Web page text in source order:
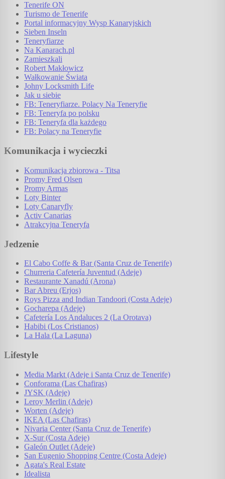
Tenerife ON
Turismo de Tenerife
Portal informacyjny Wysp Kanaryjskich
Sieben Inseln
Teneryfiarze
Na Kanarach.pl
Zamieszkali
Robert Makłowicz
Wałkowanie Świata
Johny Locksmith Life
Jak u siebie
FB: Teneryfiarze. Polacy Na Teneryfie
FB: Teneryfa po polsku
FB: Teneryfa dla każdego
FB: Polacy na Teneryfie
Komunikacja i wycieczki
Komunikacja zbiorowa - Titsa
Promy Fred Olsen
Promy Armas
Loty Binter
Loty Canaryfly
Activ Canarias
Atrakcyjna Teneryfa
Jedzenie
El Cabo Coffe & Bar (Santa Cruz de Tenerife)
Churreria Cafetería Juventud (Adeje)
Restaurante Xanadú (Arona)
Bar Abreu (Erjos)
Roys Pizza and Indian Tandoori (Costa Adeje)
Gocharepa (Adeje)
Cafetería Los Andaluces 2 (La Orotava)
Habibi (Los Cristianos)
La Hala (La Laguna)
Lifestyle
Media Markt (Adeje i Santa Cruz de Tenerife)
Conforama (Las Chafiras)
JYSK (Adeje)
Leroy Merlin (Adeje)
Worten (Adeje)
IKEA (Las Chafiras)
Nivaria Center (Santa Cruz de Tenerife)
X-Sur (Costa Adeje)
Galeón Outlet (Adeje)
San Eugenio Shopping Centre (Costa Adeje)
Agata's Real Estate
Idealista